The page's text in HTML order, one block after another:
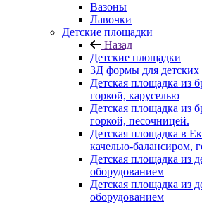
Вазоны
Лавочки
Детские площадки
Назад
Детские площадки
3Д формы для
Детская площадка из
горкой, каруселью
Детская площадка из
горкой, песочницей.
Детская площадка в
качелью-балансиром,
Детская площадка из
оборудованием
Детская площадка из
оборудованием